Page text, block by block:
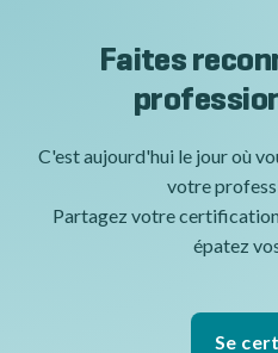
Faites
C'est aujourd'hui le jour où
votre
Partagez votre
épatez
Se